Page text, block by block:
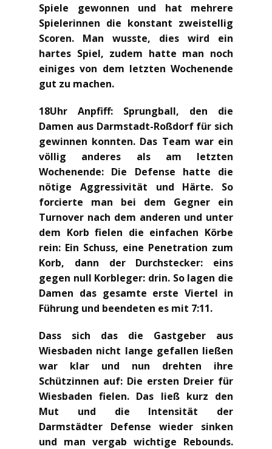
Spiele gewonnen und hat mehrere
Spielerinnen die konstant zweistellig
Scoren. Man wusste, dies wird ein
hartes Spiel, zudem hatte man noch
einiges von dem letzten Wochenende
gut zu machen.
18Uhr Anpfiff: Sprungball, den die
Damen aus Darmstadt-Roßdorf für sich
gewinnen konnten. Das Team war ein
völlig anderes als am letzten
Wochenende: Die Defense hatte die
nötige Aggressivität und Härte. So
forcierte man bei dem Gegner ein
Turnover nach dem anderen und unter
dem Korb fielen die einfachen Körbe
rein: Ein Schuss, eine Penetration zum
Korb, dann der Durchstecker: eins
gegen null Korbleger: drin. So lagen die
Damen das gesamte erste Viertel in
Führung und beendeten es mit 7:11.
Dass sich das die Gastgeber aus
Wiesbaden nicht lange gefallen ließen
war klar und nun drehten ihre
Schützinnen auf: Die ersten Dreier für
Wiesbaden fielen. Das ließ kurz den
Mut und die Intensität der
Darmstädter Defense wieder sinken
und man vergab wichtige Rebounds.